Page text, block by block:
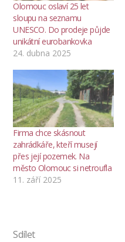
Olomouc oslaví 25 let
sloupu na seznamu
UNESCO. Do prodeje půjde
unikátní eurobankovka
24. dubna 2025
Firma chce skásnout
zahrádkáře, kteří musejí
přes její pozemek. Na
město Olomouc si netroufla
11. září 2025
Sdílet